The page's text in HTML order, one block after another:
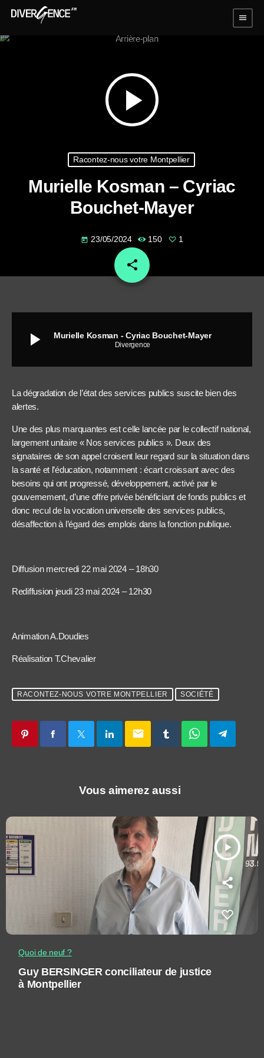
menu
play_arrow
Racontez-nous votre Montpellier
Murielle Kosman – Cyriac
Bouchet-Mayer
today 23/05/2024 150 1
share
email
play_arrow Murielle Kosman - Cyriac Bouchet-Mayer
Divergence
La dégradation de l’état des services publics suscite bien des
alertes.
Une des plus marquantes est celle lancée par le collectif national,
largement unitaire « Nos services publics ». Deux des
signataires de son appel croisent leur regard sur la situation dans
la santé et l’éducation, notamment : écart croissant avec des
besoins qui ont progressé, développement, activé par le
gouvernement, d’une offre privée bénéficiant de fonds publics et
donc recul de la vocation universelle des services publics,
désaffection à l’égard des emplois dans la fonction publique.
Diffusion mercredi 22 mai 2024 – 18h30
Rediffusion jeudi 23 mai 2024 – 12h30
Animation A.Doudies
Réalisation T.Chevalier
RACONTEZ-NOUS VOTRE MONTPELLIER SOCIÉTÉ
email
Vous aimerez aussi
play_arrow
Quoi de neuf ?
Guy BERSINGER conciliateur de justice
à Montpellier